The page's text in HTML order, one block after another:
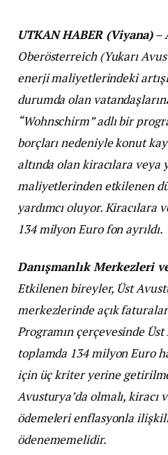
UTKAN HABER (Viyana)–
Oberösterreich (Yukarı
enerji maliyetlerindeki
durumda olan
“Wohnschirm” adlı bir
borçları nedeniyle konut
altında olan kiracılara veya
maliyetlerinden etkilenen
yardımcı oluyor.
134 milyon Euro fon ayrıldı.
Danışmanlık Merkezleri
Etkilenen bireyler, Üst
merkezlerinde açık
Programın çerçevesinde
toplamda 134 milyon Euro
için üç kriter yerine
Avusturya’da olmalı,
ödemeleri enflasyonla
ödenememelidir.